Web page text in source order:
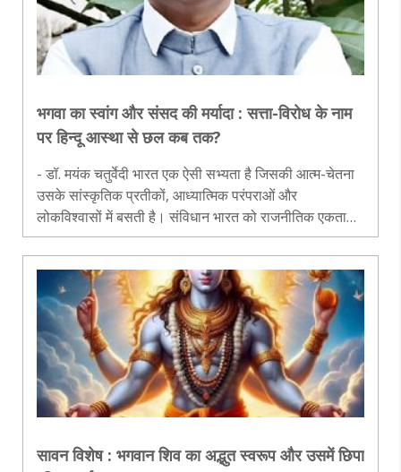
भगवा का स्वांग और संसद की मर्यादा : सत्ता-विरोध के नाम
पर हिन्दू आस्था से छल कब तक?
- डॉ. मयंक चतुर्वेदी भारत एक ऐसी सभ्यता है जिसकी आत्म-चेतना
उसके सांस्कृतिक प्रतीकों, आध्यात्मिक परंपराओं और
लोकविश्वासों में बसती है। संविधान भारत को राजनीतिक एकता
देता है, जबकि संस्कृति उसे वह ‘स्व’ की चेतना प्रदान करती है,
जिसके माध्यम से राष्..
सावन विशेष : भगवान शिव का अद्भुत स्वरूप और उसमें छिपा